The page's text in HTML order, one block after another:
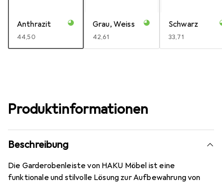
Anthrazit
EUR
44,50
Grau, Weiss
EUR
42,61
Schwarz
EUR
33,71
Produktinformationen
Beschreibung
Die Garderobenleiste von HAKU Möbel ist eine
funktionale und stilvolle Lösung zur Aufbewahrung von